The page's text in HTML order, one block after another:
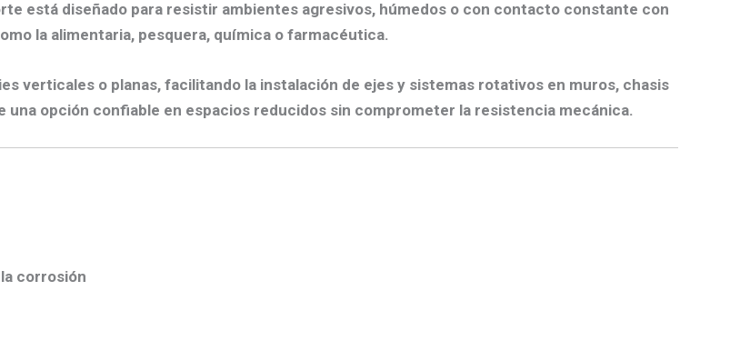
está diseñado para resistir ambientes agresivos, húmedos o con contacto constante con
la alimentaria, pesquera, química o farmacéutica.
verticales o planas, facilitando la instalación de ejes y sistemas rotativos en muros, chasis
una opción confiable en espacios reducidos sin comprometer la resistencia mecánica.
corrosión